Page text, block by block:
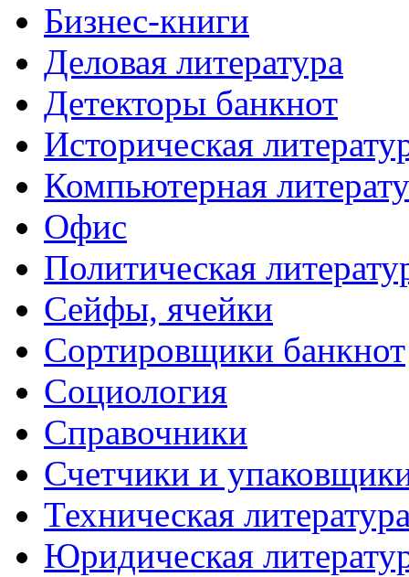
Бизнес-книги
Деловая литература
Детекторы банкнот
Историческая
Компьютерная
Офис
Политическая
Сейфы, ячейки
Сортировщики банкнот
Социология
Справочники
Счетчики и
Техническая
Юридическая